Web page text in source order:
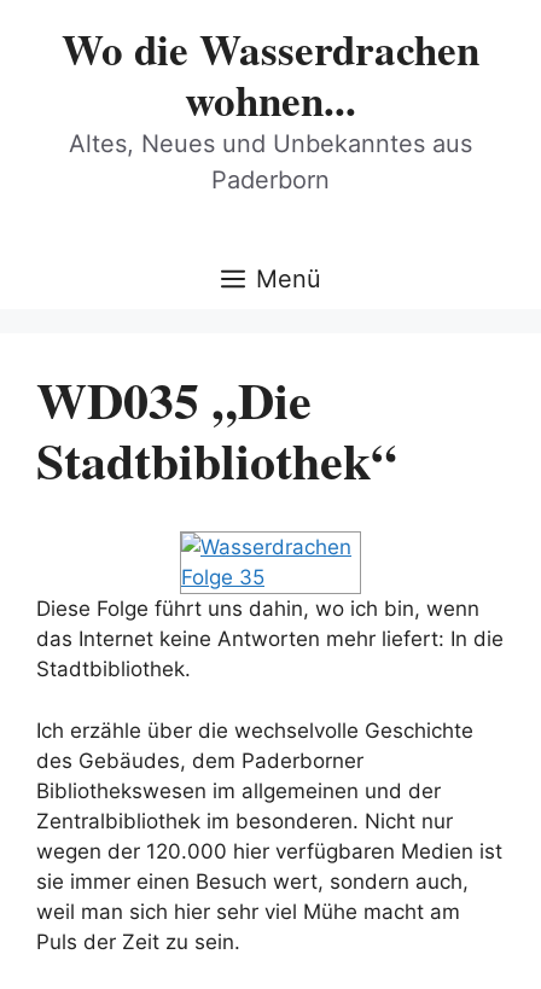
Wo die Wasserdrachen
wohnen...
Altes, Neues und Unbekanntes aus
Paderborn
Menü
WD035 „Die
Stadtbibliothek“
Diese Folge führt uns dahin, wo ich bin, wenn
das Internet keine Antworten mehr liefert: In die
Stadtbibliothek.
Ich erzähle über die wechselvolle Geschichte
des Gebäudes, dem Paderborner
Bibliothekswesen im allgemeinen und der
Zentralbibliothek im besonderen. Nicht nur
wegen der 120.000 hier verfügbaren Medien ist
sie immer einen Besuch wert, sondern auch,
weil man sich hier sehr viel Mühe macht am
Puls der Zeit zu sein.